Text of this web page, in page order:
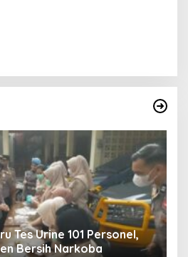
Tes Urine 101 Personel,
Bersih Narkoba